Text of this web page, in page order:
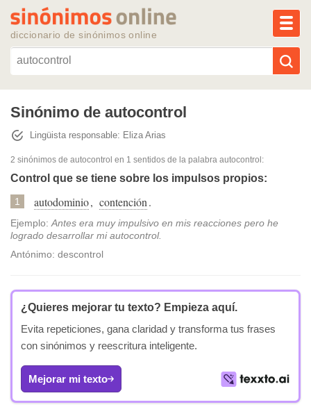
diccionario de sinónimos online
Reescribir texto con IA
Sinónimos populares
Temas populares
Temas recientes
Sinónimo de autocontrol
Lingüista responsable: Eliza Arias
2 sinónimos de autocontrol en 1 sentidos de la palabra autocontrol:
Control que se tiene sobre los impulsos propios:
1 autodominio, contención.
Ejemplo:Antes era muy impulsivo en mis reacciones pero he
logrado desarrollar mi autocontrol.
Antónimo: descontrol
¿Quieres mejorar tu texto? Empieza aquí.
Evita repeticiones, gana claridad y transforma tus frases
con sinónimos y reescritura inteligente.
Mejorar mi texto